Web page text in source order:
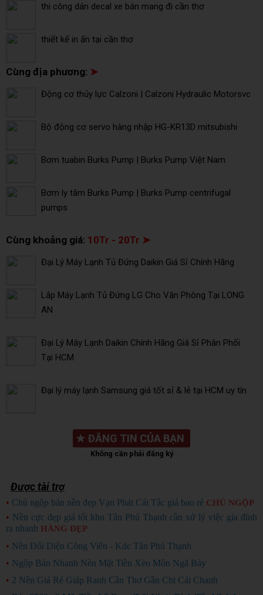
thi công dán decal xe bán mang đi cần thơ
thiết kế in ấn tại cần thơ
Cùng địa phương: ➤
Động cơ thủy lực Calzoni | Calzoni Hydraulic Motorsvc
Bộ động cơ servo hàng nhập HG-KR13D mitsubishi
Bơm tuabin Burks Pump | Burks Pump Việt Nam
Bơm ly tâm Burks Pump | Burks Pump centrifugal
pumps
Cùng khoảng giá: 10Tr - 20Tr ➤
Đại Lý Máy Lạnh Tủ Đứng Daikin Giá Sỉ Chính Hãng
Lắp Máy Lạnh Tủ Đứng LG Cho Văn Phòng Tại LONG
AN
Đại Lý Máy Lạnh Daikin Chính Hãng Giá Sỉ Phân Phối
Tại HCM
Đại lý máy lạnh Samsung giá tốt sỉ & lẻ tại HCM uy tín
★ ĐĂNG TIN CỦA BẠN
Không cần phải đăng ký
Được tài trợ
• Chủ ngộp bán nền đẹp Vạn Phát Cái Tắc giá bao rẻ CHỦ NGỘP
• Nền cực đẹp giá tốt khu Tân Phú Thạnh cần xử lý việc gia đình
ra nhanh HÀNG ĐẸP
• Nền Đối Diện Công Viên - Kdc Tân Phú Thạnh
• Ngộp Bán Nhanh Nèn Mặt Tiền Xẻo Môn Ngã Bảy
• 2 Nền Giá Rẻ Giáp Ranh Cần Thơ Gần Cht Cái Chanh